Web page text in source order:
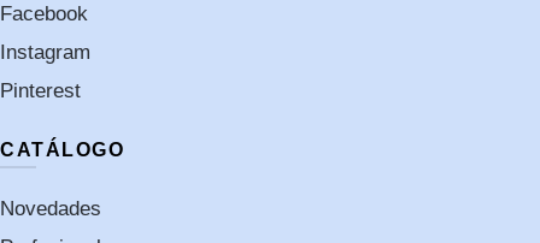
Facebook
Instagram
Pinterest
CATÁLOGO
Novedades